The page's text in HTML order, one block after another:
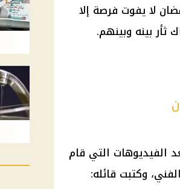
لا يفوت فرصة إلا
بينه وبينهم.
الفيديوهات التي قام
وكتبت قائله: